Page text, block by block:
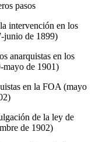
pasos
intervención en los
junio de 1899)
anarquistas en los
mayo de 1901)
en la FOA (mayo
de la ley de
de 1902)